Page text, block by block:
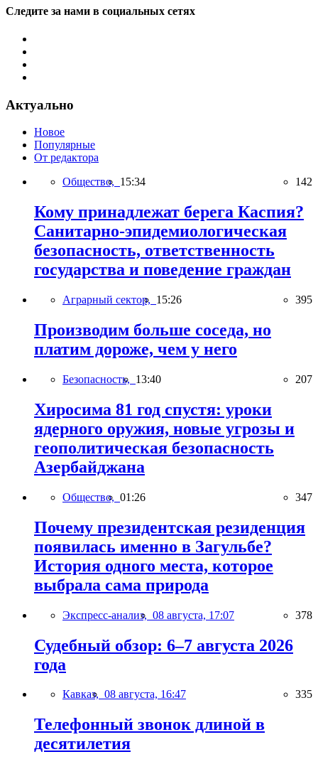
Следите за нами в социальных сетях
Актуально
Новое
Популярные
От редактора
Общество, 15:34 142
Кому принадлежат берега Каспия?
Санитарно-эпидемиологическая
безопасность, ответственность
государства и поведение граждан
Аграрный сектор, 15:26 395
Производим больше соседа, но
платим дороже, чем у него
Безопасность, 13:40 207
Хиросима 81 год спустя: уроки
ядерного оружия, новые угрозы и
геополитическая безопасность
Азербайджана
Общество, 01:26 347
Почему президентская резиденция
появилась именно в Загульбе?
История одного места, которое
выбрала сама природа
Экспресс-анализ, 08 августа, 17:07 378
Судебный обзор: 6–7 августа 2026
года
Кавказ, 08 августа, 16:47 335
Телефонный звонок длиной в
десятилетия